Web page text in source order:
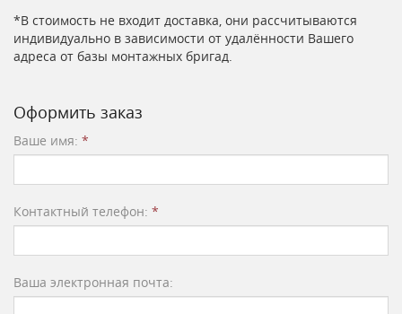
*В стоимость не входит доставка, они рассчитываются
индивидуально в зависимости от удалённости Вашего
адреса от базы монтажных бригад.
Оформить заказ
Ваше имя: *
Контактный телефон: *
Ваша электронная почта: